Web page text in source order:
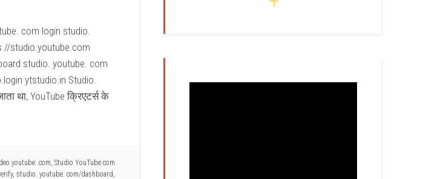
com login studio.
//studio.youtube.com
studio. youtube. com
ytstudio.in Studio.
था, YouTube क्रिएटर्स के
.com, Studio YouTube com
, studio. youtube. com/dashboard,